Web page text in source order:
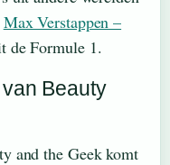
Max Verstappen –
de Formule 1.
Beauty
and the Geek komt